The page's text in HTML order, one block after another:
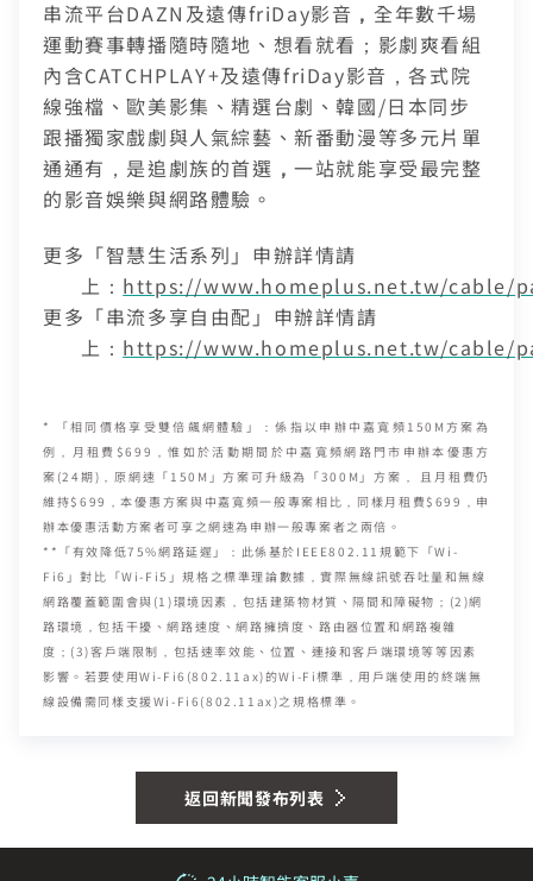
串流平台DAZN 及遠傳friDay影音 ， 全年數千場
運動賽事轉播隨時隨地、想看就看； 影劇爽看組
內含CATCHPLAY+及遠傳friDay影音，各式院
線強檔、歐美影集、精選台劇、韓國/日本同步
跟播獨家戲劇與人氣綜藝、新番動漫等多元片單
通通有，是追劇族的首選 ，一站就能享受最完整
的影音娛樂與網路體驗。
更多「智慧生活系列」申辦詳情請
上： https://www.homeplus.net.tw/cable/
更多「串流多享自由配」申辦詳情請
上： https://www.homeplus.net.tw/cable/
* 「相同價格享受雙倍飆網體驗」：係指以申辦中嘉寬頻 150M 方案為
例，月租費 $699 ，惟如於活動期間於中嘉寬頻網路門市申辦本優惠方
案 (24期) ，原網速「 150M 」方案可升級為「300M 」方案，
且月租費仍
維持$699 ，本優惠方案與中嘉寬頻一般專案相比，同樣月租費$699 ，申
辦本優惠活動方案者可享之網速為申辦一般專案者之兩倍。
** 「有效降低75%網路延遲」：此係基於 IEEE802.11規範下「Wi-
Fi6 」對比「Wi-Fi5 」規格之標準理論數據，實際無線訊號吞吐量和無線
網路覆蓋範圍會與 (1)環境因素，包括建築物材質、隔間和障礙物； (2)網
路環境，包括干擾、網路速度、網路擁擠度、路由器位置和網路複雜
度； (3)客戶端限制，包括速率效能、位置、連接和客戶端環境等等因素
影響。若要使用Wi-Fi6(802.11ax) 的Wi-Fi標準，用戶端使用的終端無
線設備需同樣支援Wi-Fi6(802.11ax)之規格標準。
返回新聞發布列表
如有任何問題請洽客服專線 412-8811(手機請加區碼)
如有任何問題請洽客服專線 412-8811(手機請加區碼)
我知道了